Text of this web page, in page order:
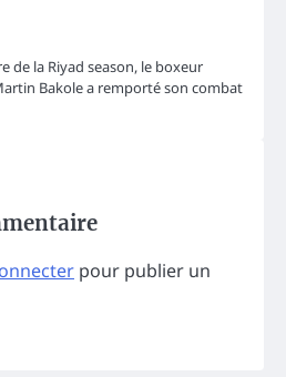
de la Riyad season, le boxeur
Bakole a remporté son combat
pour publier un